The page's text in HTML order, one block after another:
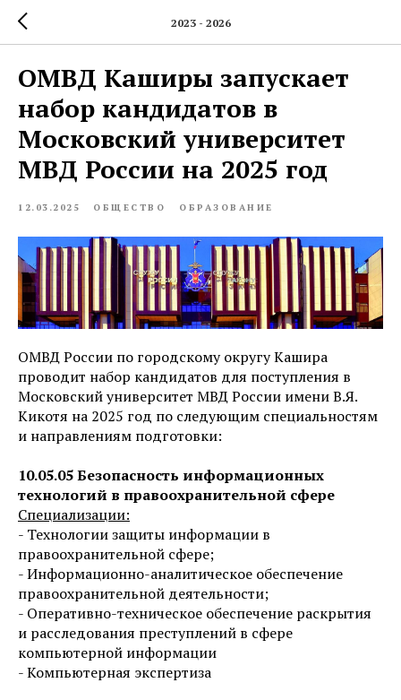
2023 - 2026
ОМВД Каширы запускает
набор кандидатов в
Московский университет
МВД России на 2025 год
12.03.2025 ОБЩЕСТВО ОБРАЗОВАНИЕ
ОМВД России по городскому округу Кашира
проводит набор кандидатов для поступления в
Московский университет МВД России имени В.Я.
Кикотя на 2025 год по следующим специальностям
и направлениям подготовки:
10.05.05 Безопасность информационных
технологий в правоохранительной сфере
Специализации:
- Технологии защиты информации в
правоохранительной сфере;
- Информационно-аналитическое обеспечение
правоохранительной деятельности;
- Оперативно-техническое обеспечение раскрытия
и расследования преступлений в сфере
компьютерной информации
- Компьютерная экспертиза